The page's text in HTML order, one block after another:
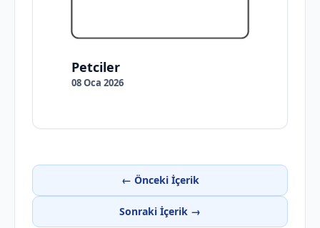
Petciler
08 Oca 2026
← Önceki İçerik
Sonraki İçerik →